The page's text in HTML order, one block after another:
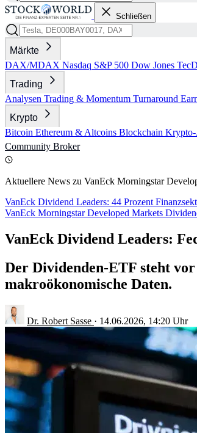
Schließen
Märkte
DAX/MDAX Nasdaq S&P 500 Dow Jones
Trading
Analysen Trading & Momentum Turnaround
Krypto
Bitcoin Ethereum & Altcoins Blockchain
Community Broker
Aktuellere News zu VanEck Morningstar
VanEck Dividend Leaders: 44 Prozent
VanEck Morningstar Developed Markets
VanEck Dividend Leaders:
Der Dividenden-ETF steht vor
makroökonomische Daten.
Dr. Robert Sasse · 14.06.2026, 14:20 Uhr